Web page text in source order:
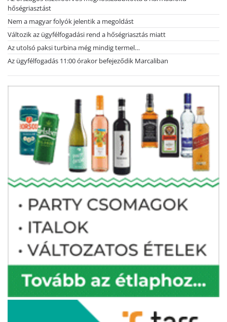
hőségriasztást
Nem a magyar folyók jelentik a megoldást
Változik az ügyfélfogadási rend a hőségriasztás miatt
Az utolsó paksi turbina még mindig termel…
Az ügyfélfogadás 11:00 órakor befejeződik Marcaliban